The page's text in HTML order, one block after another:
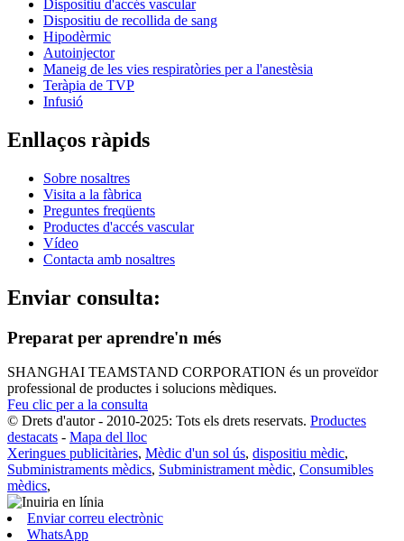
Dispositiu d'accés vascular
Dispositiu de recollida de sang
Hipodèrmic
Autoinjector
Maneig de les vies respiratòries per a l'anestèsia
Teràpia de TVP
Infusió
Enllaços ràpids
Sobre nosaltres
Visita a la fàbrica
Preguntes freqüents
Productes d'accés vascular
Vídeo
Contacta amb nosaltres
Enviar consulta:
Preparat per aprendre'n més
SHANGHAI TEAMSTAND CORPORATION és un proveïdor
professional de productes i solucions mèdiques.
Feu clic per a la consulta
© Drets d'autor - 2010-2025: Tots els drets reservats. Productes
destacats - Mapa del lloc
Xeringues publicitàries, Mèdic d'un sol ús, dispositiu mèdic,
Subministraments mèdics, Subministrament mèdic, Consumibles
mèdics,
Enviar correu electrònic
WhatsApp